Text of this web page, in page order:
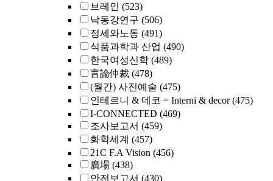
브레인 (523)
낙동강연구 (506)
정세와노동 (491)
식품과학과 산업 (490)
한국여성신학 (489)
言論仲裁 (478)
(월간) 사진예술 (475)
인테르니 & 데코 = Interni & decor (475)
I-CONNECTED (469)
조사보고서 (459)
화학세계 (457)
21C F.A Vision (456)
廣場 (438)
안전보고서 (430)